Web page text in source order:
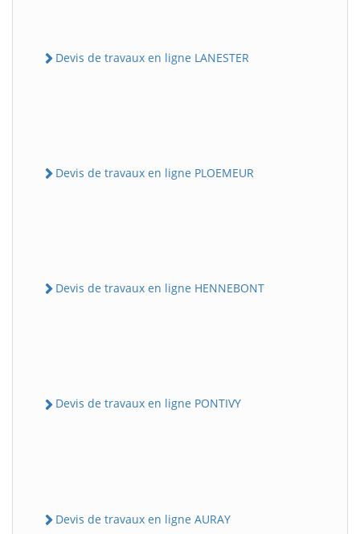
Devis de travaux en ligne LANESTER
Devis de travaux en ligne PLOEMEUR
Devis de travaux en ligne HENNEBONT
Devis de travaux en ligne PONTIVY
Devis de travaux en ligne AURAY